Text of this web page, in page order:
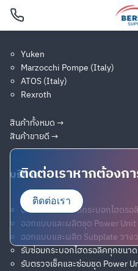
Skip
English
ค้นหาสินค้าทั้งหมด
ค้นหาสินค้าอุปกรณ์ไฮดรอลิคแ
30 แบรนด์ดังทั่วโลก
ติดต่อเราหากต้องก
ติดต่อเรา
แบรนด์สินค้ายอดนิยม
Yuken
Marzocchi Pompe (Italy)
ATOS (Italy)
Rexroth
สินค้าทั้งหมด →
สินค้าขายดี →
บริการ
ออกแบบและผลิตกระบอกไฮดรอ
ออกแบบและผลิตชุด Power Unit
ออกแบบและผลิต Subplate วาง
รับซ่อมกระบอกไฮดรอลิคทุกขนาด
รับตรวจเช็คและซ่อมชุด Power